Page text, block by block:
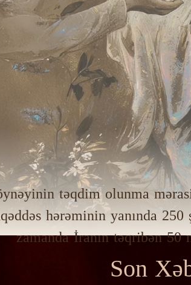
təqdim olunma
hərəminin yanında
zamanda İranın təqribən
Son